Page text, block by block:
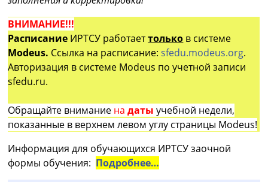
ВНИМАНИЕ!!!
Расписание ИРТСУ работаеттолько в системе
Modeus. Ссылка на расписание:sfedu.modeus.org.
Авторизация в системе Modeus по учетной записи
sfedu.ru.
Обращайте внимание на датыучебной недели,
показанные в верхнем левом углу страницы Modeus!
Информация для обучающихся ИРТСУ заочной
формы обучения: Подробнее…